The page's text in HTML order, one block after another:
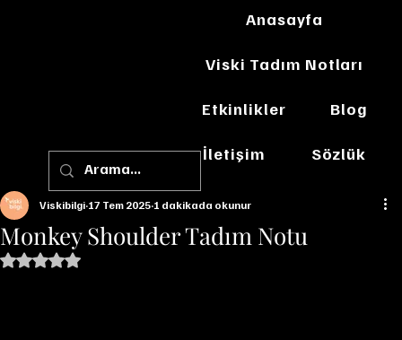
Anasayfa
Viski Tadım Notları
Etkinlikler Blog
İletişim Sözlük
Monkey Shoulder Tadım Notu
Viskibilgi 17 Tem 2025 1 dakikada okunur
5 üzerinden NaN yıldız